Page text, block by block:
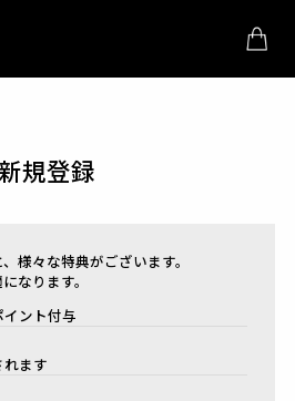
規登録
様々な特典がございます。
なります。
ント付与
ます